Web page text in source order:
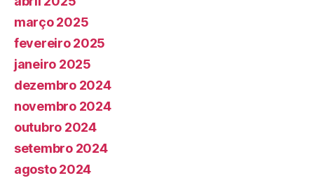
março 2025
fevereiro 2025
janeiro 2025
dezembro 2024
novembro 2024
outubro 2024
setembro 2024
agosto 2024